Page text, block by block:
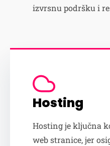
izvrsnu podršku i
Hosting
Hosting je ključna
web stranice, jer